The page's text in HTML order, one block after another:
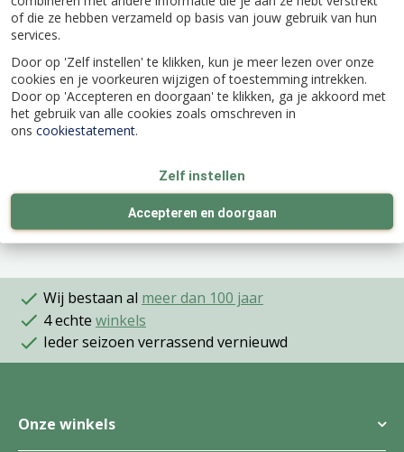
of die ze hebben verzameld op basis van jouw gebruik van hun
services.
Door op 'Zelf instellen' te klikken, kun je meer lezen over onze
cookies en je voorkeuren wijzigen of toestemming intrekken.
Door op 'Accepteren en doorgaan' te klikken, ga je akkoord met
het gebruik van alle cookies zoals omschreven in
ons cookiestatement.
Zelf instellen
Accepteren en doorgaan
KERSTBALLEN MIX WINTERWIT D.6CM
Specificaties
EAN code 8711277044032
Wij bestaan al meer dan 100 jaar
4 echte winkels
Ieder seizoen verrassend vernieuwd
Onze winkels